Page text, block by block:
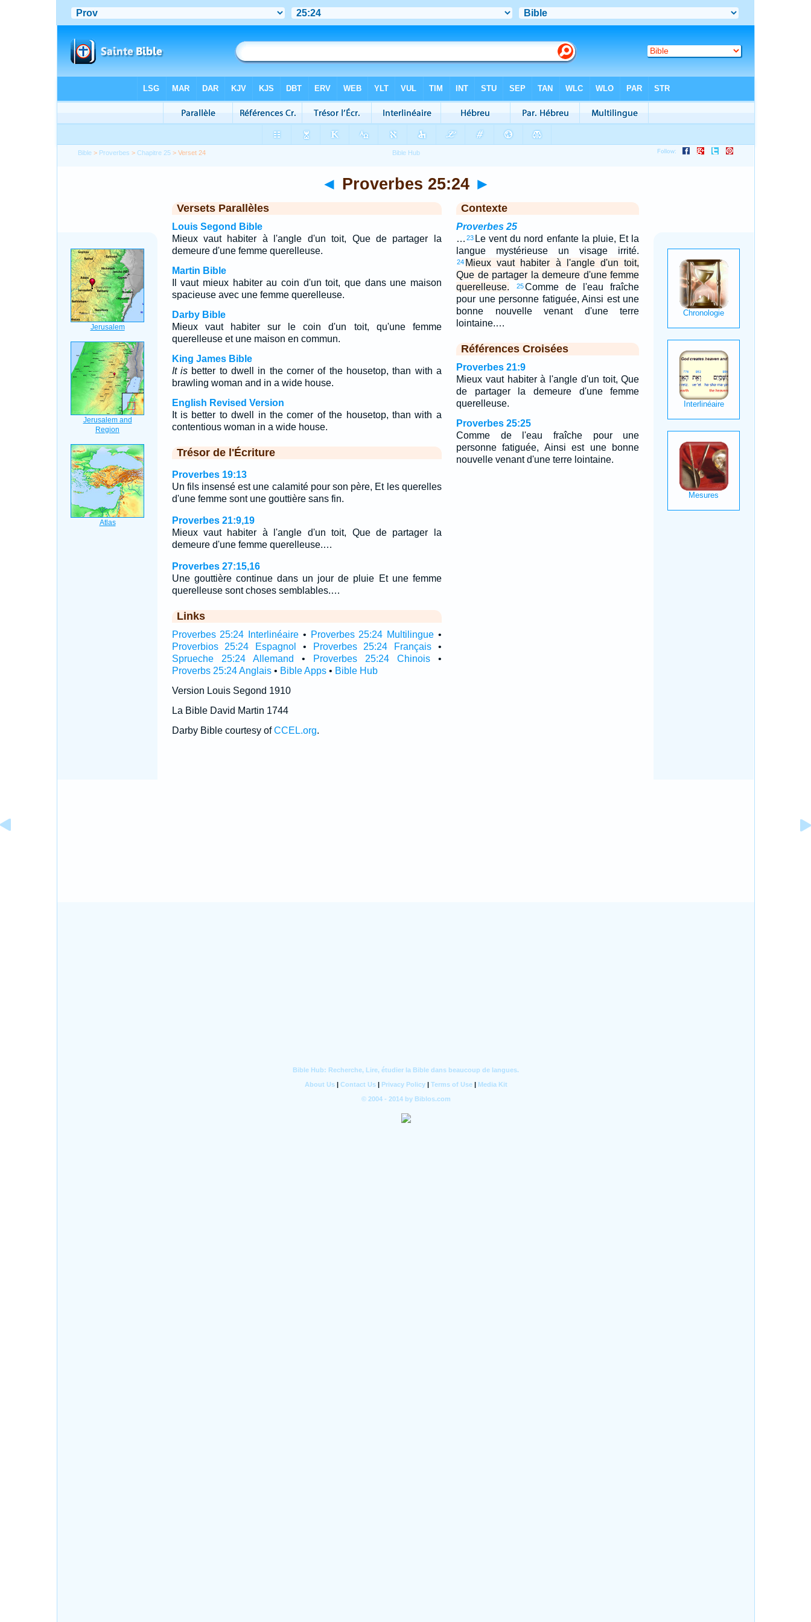
Bible > Proverbes >Chapitre 25 > Verset 24
◄ Proverbes 25:24 ►
Versets Parallèles
Louis Segond Bible
Mieux vaut habiter à l'angle d'un toit, Que de partager la
demeure d'une femme querelleuse.
Martin Bible
Il vaut mieux habiter au coin d'un toit, que dans une maison
spacieuse avec une femme querelleuse.
Darby Bible
Mieux vaut habiter sur le coin d'un toit, qu'une femme
querelleuse et une maison en commun.
King James Bible
It isbetter to dwell in the corner of the housetop, than with a
brawling woman and in a wide house.
English Revised Version
It is better to dwell in the comer of the housetop, than with a
contentious woman in a wide house.
Trésor de l'Écriture
Proverbes 19:13
Un fils insensé est une calamité pour son père, Et les querelles
d'une femme sont une gouttière sans fin.
Proverbes 21:9,19
Mieux vaut habiter à l'angle d'un toit, Que de partager la
demeure d'une femme querelleuse.…
Proverbes 27:15,16
Une gouttière continue dans un jour de pluie Et une femme
querelleuse sont choses semblables.…
Links
Proverbes 25:24 Interlinéaire • Proverbes 25:24 Multilingue •
Proverbios 25:24 Espagnol
• Proverbes 25:24 Français •
Sprueche 25:24 Allemand • Proverbes 25:24 Chinois•
Proverbs 25:24 Anglais• Bible Apps• Bible Hub
Version Louis Segond 1910
La Bible David Martin 1744
Darby Bible courtesy ofCCEL.org.
Contexte
Proverbes 25
… 23 Le vent du nord enfante la pluie, Et la
langue mystérieuse un visage irrité.
24 Mieux vaut habiter à l'angle d'un toit,
Que de partager la demeure d'une femme
querelleuse.
25Comme de l'eau fraîche
pour une personne fatiguée, Ainsi est une
bonne nouvelle venant d'une terre
lointaine.…
Références Croisées
Proverbes 21:9
Mieux vaut habiter à l'angle d'un toit, Que
de partager la demeure d'une femme
querelleuse.
Proverbes 25:25
Comme de l'eau fraîche pour une
personne fatiguée, Ainsi est une bonne
nouvelle venant d'une terre lointaine.